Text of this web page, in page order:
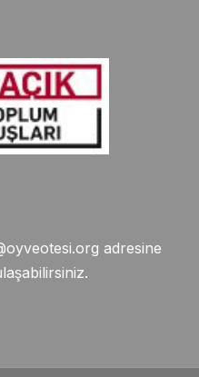
adresine